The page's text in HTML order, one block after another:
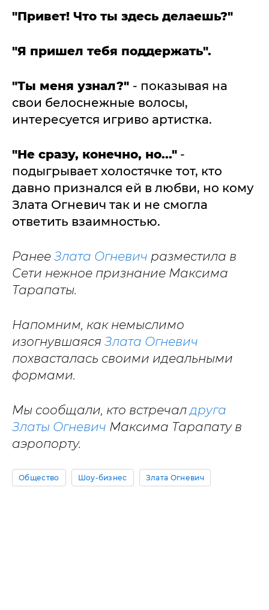
"Привет! Что ты здесь делаешь?"
"Я пришел тебя поддержать".
"Ты меня узнал?" - показывая на
свои белоснежные волосы,
интересуется игриво артистка.
"Не сразу, конечно, но..." -
подыгрывает холостячке тот, кто
давно признался ей в любви, но кому
Злата Огневич так и не смогла
ответить взаимностью.
Ранее Злата Огневич разместила в
Сети нежное признание Максима
Тарапаты.
Напомним, как немыслимо
изогнувшаяся Злата Огневич
похвасталась своими идеальными
формами.
Мы сообщали, кто встречалдруга
Златы Огневич Максима Тарапату в
аэропорту.
Общество Шоу-бизнес Злата Огневич